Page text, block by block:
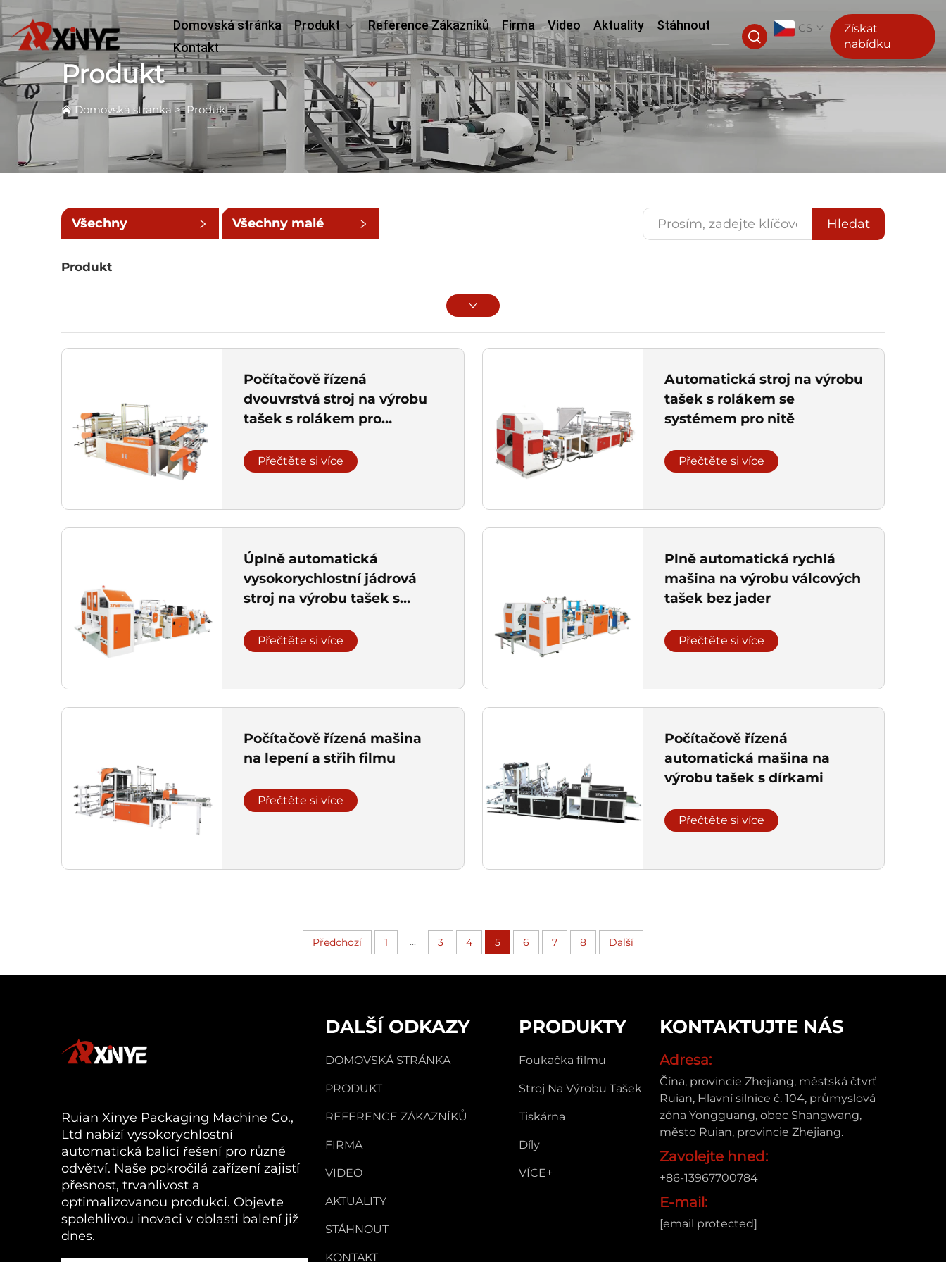
Domovská stránka Produkt Reference Zákazníků Firma Video Aktuality
Stáhnout
Kontakt
CS
Získat
nabídku
Produkt
Domovská stránka> Produkt
Všechny Všechny malé Hledat
Produkt
Počítačově řízená
dvouvrstvá stroj na výrobu
tašek s rolákem pro
Přečtěte si více
Automatická stroj na výrobu
tašek s rolákem se
systémem pro nitě
Přečtěte si více
Úplně automatická
vysokorychlostní jádrová
stroj na výrobu tašek s
Přečtěte si více
Plně automatická rychlá
mašina na výrobu válcových
tašek bez jader
Přečtěte si více
Počítačově řízená mašina
na lepení a střih filmu
Přečtěte si více
Počítačově řízená
automatická mašina na
výrobu tašek s dírkami
Přečtěte si více
Předchozí 1 ... 3 4 5 6 7 8 Další
Ruian Xinye Packaging Machine Co.,
Ltd nabízí vysokorychlostní
automatická balicí řešení pro různé
odvětví. Naše pokročilá zařízení zajistí
přesnost, trvanlivost a
optimalizovanou produkci. Objevte
spolehlivou inovaci v oblasti balení již
dnes.
DALŠÍ ODKAZY
DOMOVSKÁ STRÁNKA
PRODUKT
REFERENCE ZÁKAZNÍKŮ
FIRMA
VIDEO
AKTUALITY
STÁHNOUT
KONTAKT
PRODUKTY
Foukačka filmu
Stroj Na Výrobu Tašek
Tiskárna
Díly
VÍCE+
KONTAKTUJTE NÁS
Adresa:
Čína, provincie Zhejiang, městská čtvrť
Ruian, Hlavní silnice č. 104, průmyslová
zóna Yongguang, obec Shangwang,
město Ruian, provincie Zhejiang.
Zavolejte hned:
+86-13967700784
E-mail:
[email protected]